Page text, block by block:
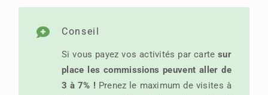
Conseil
Si vous payez vos activités par cartesur
place les commissions peuvent aller de
3 à 7% !Prenez le maximum de visites à